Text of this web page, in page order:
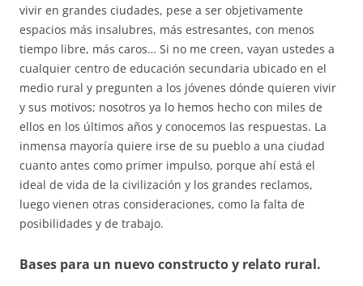
vivir en grandes ciudades, pese a ser objetivamente
espacios más insalubres, más estresantes, con menos
tiempo libre, más caros… Si no me creen, vayan ustedes a
cualquier centro de educación secundaria ubicado en el
medio rural y pregunten a los jóvenes dónde quieren vivir
y sus motivos; nosotros ya lo hemos hecho con miles de
ellos en los últimos años y conocemos las respuestas. La
inmensa mayoría quiere irse de su pueblo a una ciudad
cuanto antes como primer impulso, porque ahí está el
ideal de vida de la civilización y los grandes reclamos,
luego vienen otras consideraciones, como la falta de
posibilidades y de trabajo.
Bases para un nuevo constructo y relato rural.